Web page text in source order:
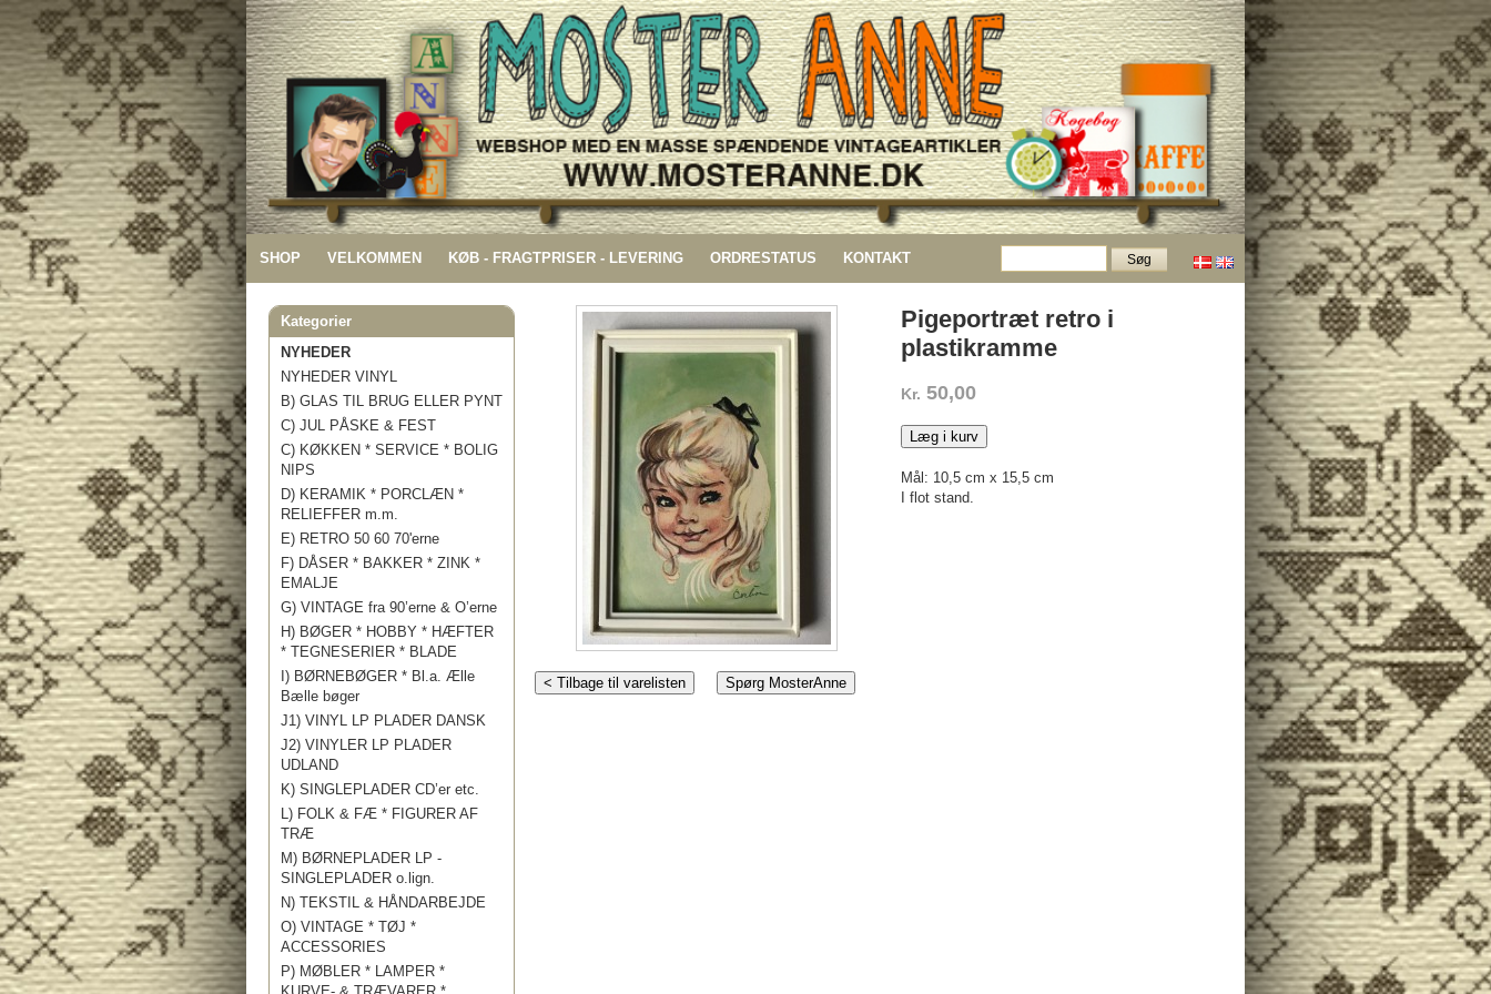
SHOP VELKOMMEN KØB - FRAGTPRISER - LEVERING ORDRESTATUS KONTAKT
Kategorier
NYHEDER
NYHEDER VINYL
B) GLAS TIL BRUG ELLER PYNT
C) JUL PÅSKE & FEST
C) KØKKEN * SERVICE * BOLIG
NIPS
D) KERAMIK * PORCLÆN *
RELIEFFER m.m.
E) RETRO 50 60 70'erne
F) DÅSER * BAKKER * ZINK *
EMALJE
G) VINTAGE fra 90’erne & O’erne
H) BØGER * HOBBY * HÆFTER
* TEGNESERIER * BLADE
I) BØRNEBØGER * Bl.a. Ælle
Bælle bøger
J1) VINYL LP PLADER DANSK
J2) VINYLER LP PLADER
UDLAND
K) SINGLEPLADER CD’er etc.
L) FOLK & FÆ * FIGURER AF
TRÆ
M) BØRNEPLADER LP -
SINGLEPLADER o.lign.
N) TEKSTIL & HÅNDARBEJDE
O) VINTAGE * TØJ *
ACCESSORIES
P) MØBLER * LAMPER *
Pigeportræt retro i
plastikramme
Kr. 50,00
Læg i kurv
Mål: 10,5 cm x 15,5 cm
I flot stand.
< Tilbage til varelisten Spørg MosterAnne